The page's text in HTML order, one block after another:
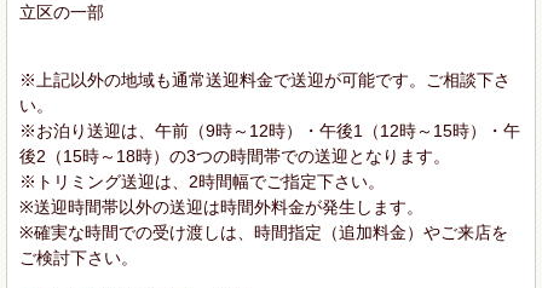
立区の一部
※上記以外の地域も通常送迎料金で送迎が可能です。ご相談下さ
い。
※お泊り送迎は、午前（9時～12時）・午後1（12時～15時）・午
後2（15時～18時）の3つの時間帯での送迎となります。
※トリミング送迎は、2時間幅でご指定下さい。
※送迎時間帯以外の送迎は時間外料金が発生します。
※確実な時間での受け渡しは、時間指定（追加料金）やご来店を
ご検討下さい。